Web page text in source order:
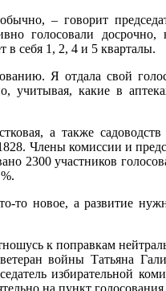
– говорит
голосовали
в себя 1, 2, 4 и 5 кварталы.
Я отдала свой
какие в
а также
Члены комиссии и
2300 участников
то новое, а развитие
к поправкам
войны Татьяна
избирательной
на пункт голосования.